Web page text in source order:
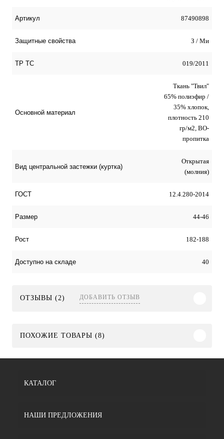
Артикул 87490898
Защитные свойства З / Ми
ТР ТС 019/2011
Основной материал
Ткань "Твил"
65% полиэфир /
35% хлопок,
плотность 210
гр/м2, ВО-
пропитка
Вид центральной застежки (куртка)
Открытая
(молния)
ГОСТ 12.4.280-2014
Размер 44-46
Рост 182-188
Доступно на складе 40
ОТЗЫВЫ (2) ДОБАВИТЬ ОТЗЫВ
ПОХОЖИЕ ТОВАРЫ (8)
КАТАЛОГ
НАШИ ПРЕДЛОЖЕНИЯ